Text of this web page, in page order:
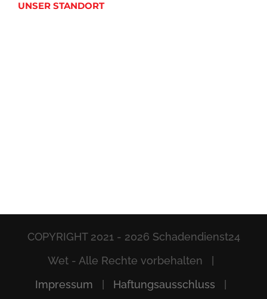
UNSER STANDORT
COPYRIGHT 2021 - 2026 Schadendienst24
Wet - Alle Rechte vorbehalten |
Impressum
Haftungsausschluss